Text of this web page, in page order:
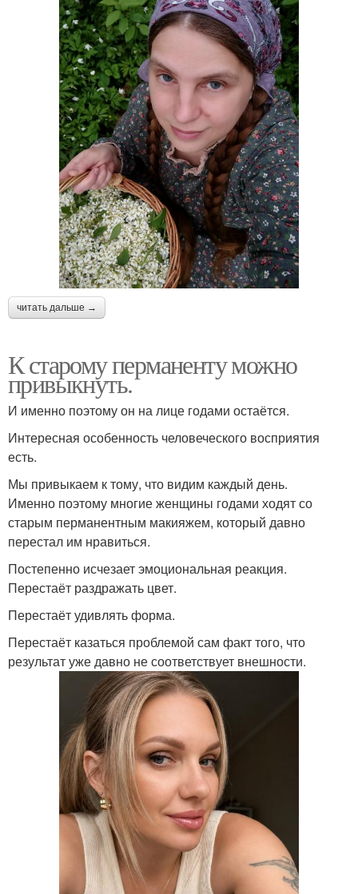
читать дальше →
К старому перманенту можно
привыкнуть.
И именно поэтому он на лице годами остаётся.
Интересная особенность человеческого восприятия
есть.
Мы привыкаем к тому, что видим каждый день.
Именно поэтому многие женщины годами ходят со
старым перманентным макияжем, который давно
перестал им нравиться.
Постепенно исчезает эмоциональная реакция.
Перестаёт раздражать цвет.
Перестаёт удивлять форма.
Перестаёт казаться проблемой сам факт того, что
результат уже давно не соответствует внешности.